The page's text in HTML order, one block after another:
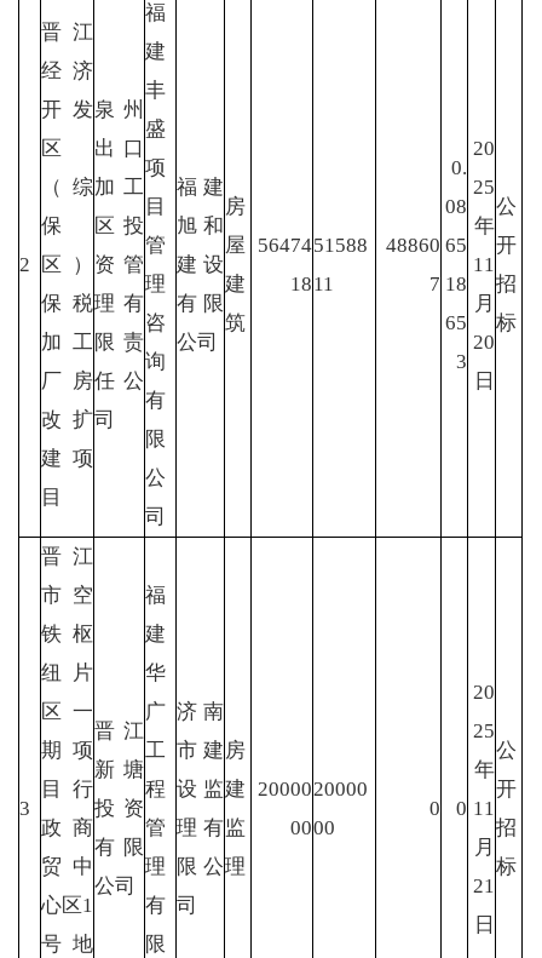
2
晋江
经济
开发
区
（综
保
区）
保税
加工
厂房
改扩
建项
目
泉州
出口
加工
区投
资管
理有
限责
任公
司
福
建
丰
盛
项
目
管
理
咨
询
有
限
公
司
福建
旭和
建设
有限
公司
房
屋
建
筑
56474
18
51588
11
48860
7
0.
08
65
18
65
3
20
25
年
11
月
20
日
公
开
招
标
3
晋江
市空
铁枢
纽片
区一
期项
目行
政商
贸中
心区1
号地
晋江
新塘
投资
有限
公司
福
建
华
广
工
程
管
理
有
限
济南
市建
设监
理有
限公
司
房
建
监
理
20000
00
20000
00
0 0
20
25
年
11
月
21
日
公
开
招
标